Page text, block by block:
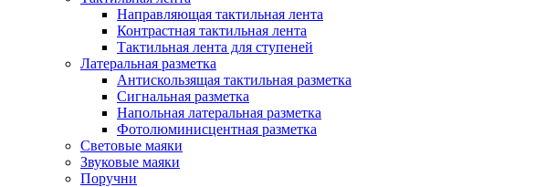
Направляющая тактильная лента
Контрастная тактильная лента
Тактильная лента для ступеней
Латеральная разметка
Антискользящая тактильная разметка
Сигнальная разметка
Напольная латеральная разметка
Фотолюминисцентная разметка
Световые маяки
Звуковые маяки
Поручни